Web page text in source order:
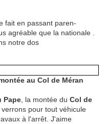
fait en passant paren-
agréable que la nationale .
notre dos
au Col de Méran
Pape , la montée du Col de
pour tout véhicule
à l'arrêt. J'aime